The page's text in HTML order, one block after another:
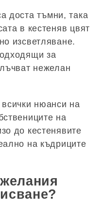
доста тъмни, така
в кестеняв цвят
изсветляване.
за
нежелан
нюанси на
на
до кестенявите
на къдриците